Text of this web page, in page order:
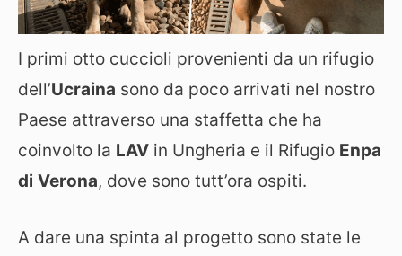
I primi otto cuccioli provenienti da un rifugio
dell’Ucraina sono da poco arrivati nel nostro
Paese attraverso una staffetta che ha
coinvolto la LAV in Ungheria e il Rifugio Enpa
di Verona, dove sono tutt’ora ospiti.
A dare una spinta al progetto sono state le